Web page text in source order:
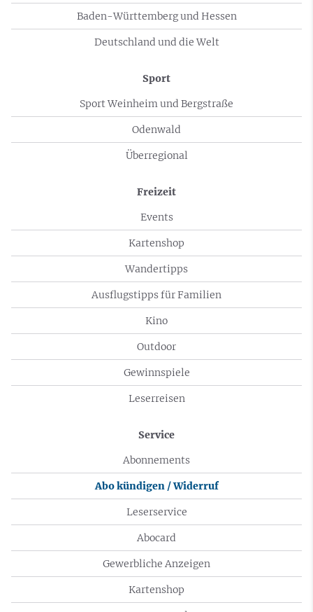
Baden-Württemberg und Hessen
Deutschland und die Welt
Sport
Sport Weinheim und Bergstraße
Odenwald
Überregional
Freizeit
Events
Kartenshop
Wandertipps
Ausflugstipps für Familien
Kino
Outdoor
Gewinnspiele
Leserreisen
Service
Abonnements
Abo kündigen / Widerruf
Leserservice
Abocard
Gewerbliche Anzeigen
Kartenshop